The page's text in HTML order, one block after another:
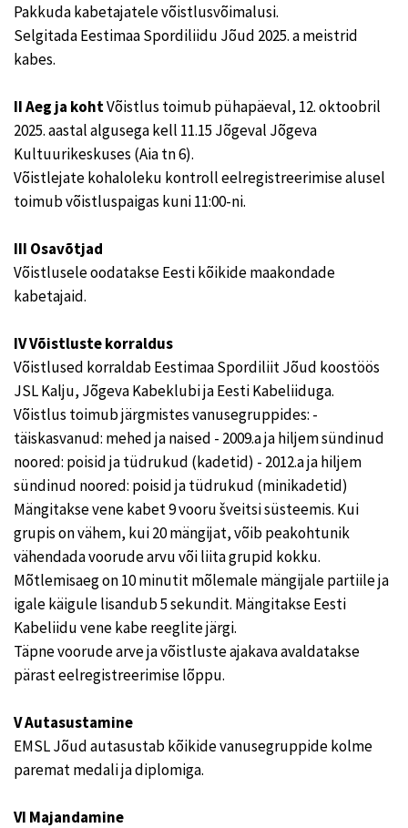
Pakkuda kabetajatele võistlusvõimalusi.
Selgitada Eestimaa Spordiliidu Jõud 2025. a meistrid
kabes.
II Aeg ja kohtVõistlus toimub pühapäeval, 12. oktoobril
2025. aastal algusega kell 11.15 Jõgeval Jõgeva
Kultuurikeskuses (Aia tn 6).
Võistlejate kohaloleku kontroll eelregistreerimise alusel
toimub võistluspaigas kuni 11:00-ni.
III Osavõtjad
Võistlusele oodatakse Eesti kõikide maakondade
kabetajaid.
IV Võistluste korraldus
Võistlused korraldab Eestimaa Spordiliit Jõud koostöös
JSL Kalju, Jõgeva Kabeklubi ja Eesti Kabeliiduga.
Võistlus toimub järgmistes vanusegruppides: -
täiskasvanud: mehed ja naised - 2009.a ja hiljem sündinud
noored: poisid ja tüdrukud (kadetid) - 2012.a ja hiljem
sündinud noored: poisid ja tüdrukud (minikadetid)
Mängitakse vene kabet 9 vooru šveitsi süsteemis. Kui
grupis on vähem, kui 20 mängijat, võib peakohtunik
vähendada voorude arvu või liita grupid kokku.
Mõtlemisaeg on 10 minutit mõlemale mängijale partiile ja
igale käigule lisandub 5 sekundit. Mängitakse Eesti
Kabeliidu vene kabe reeglite järgi.
Täpne voorude arve ja võistluste ajakava avaldatakse
pärast eelregistreerimise lõppu.
V Autasustamine
EMSL Jõud autasustab kõikide vanusegruppide kolme
paremat medali ja diplomiga.
VI Majandamine